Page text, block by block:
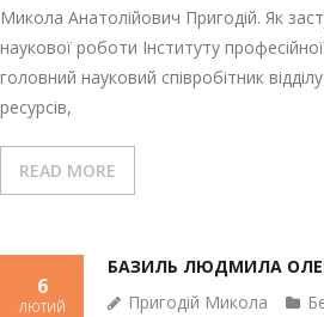
Микола Анатолійович Пригодій. Як
наукової роботи Інституту
головний науковий співробітник
ресурсів,
READ MORE
БАЗИЛЬ ЛЮДМИЛА
6
ЛЮТИЙ Пригодій Микола